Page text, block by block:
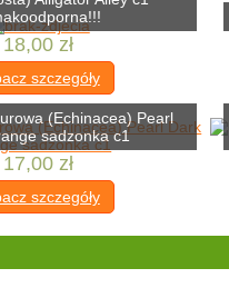
18,00 zł
szczegóły
(Echinacea) Pearl
sadzonka c1
17,00 zł
szczegóły